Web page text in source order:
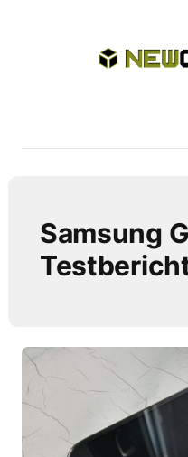
Samsung